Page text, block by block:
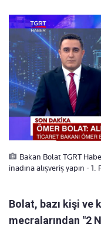
Bakan Bolat TGRT
inadına alışveriş yapın - 1.
Bolat, bazı kişi ve
mecralarından "2